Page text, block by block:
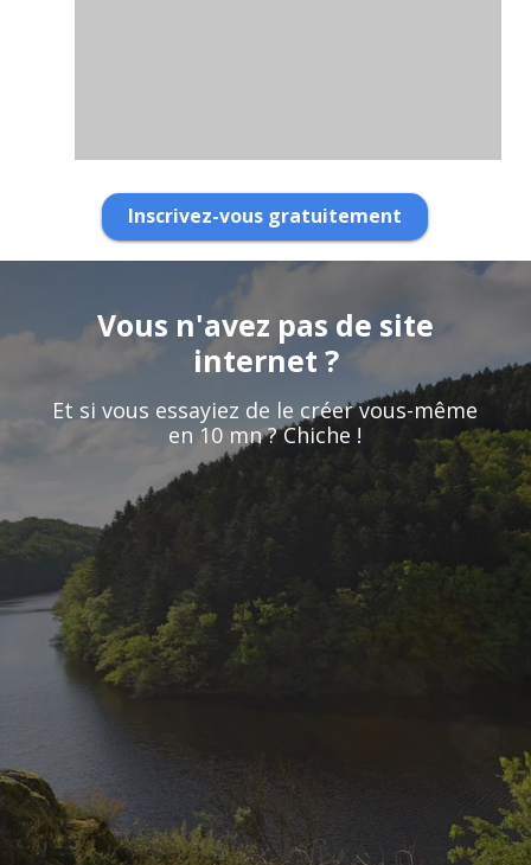
Inscrivez-vous gratuitement
Vous n'avez pas de site
internet ?
Et si vous essayiez de le créer vous-même
en 10 mn ? Chiche !